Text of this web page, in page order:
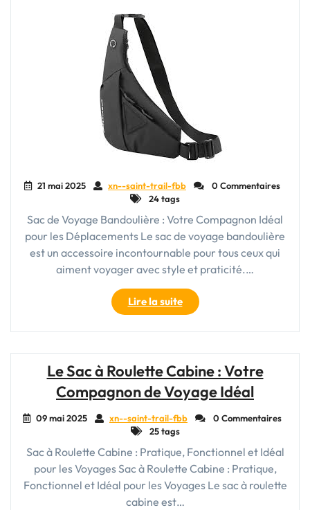
21 mai 2025 xn--saint-trail-fbb
0 Commentaires
24 tags
Sac de Voyage Bandoulière : Votre Compagnon Idéal
pour les Déplacements Le sac de voyage bandoulière
est un accessoire incontournable pour tous ceux qui
aiment voyager avec style et praticité.…
Lire la suite"Le
Sac
de
:
Votre
Pratique
Élégant
pour
Tous
Le Sac à Roulette Cabine : Votre
Compagnon de Voyage Idéal
09 mai 2025 xn--saint-trail-fbb
0 Commentaires
25 tags
Sac à Roulette Cabine : Pratique, Fonctionnel et Idéal
pour les Voyages Sac à Roulette Cabine : Pratique,
Fonctionnel et Idéal pour les Voyages Le sac à roulette
cabine est…